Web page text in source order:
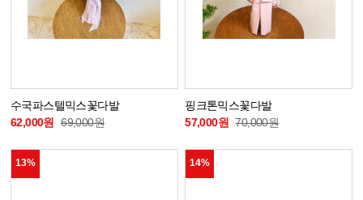
수국파스텔믹스꽃다발
62,000원 69,000원
핑크톤믹스꽃다발
57,000원 70,000원
13% 14%